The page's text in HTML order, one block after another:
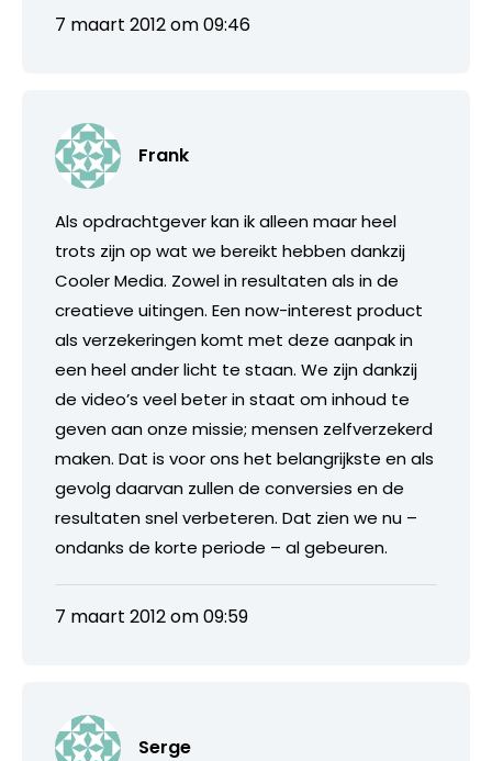
7 maart 2012 om 09:46
Frank
Als opdrachtgever kan ik alleen maar heel
trots zijn op wat we bereikt hebben dankzij
Cooler Media. Zowel in resultaten als in de
creatieve uitingen. Een now-interest product
als verzekeringen komt met deze aanpak in
een heel ander licht te staan. We zijn dankzij
de video’s veel beter in staat om inhoud te
geven aan onze missie; mensen zelfverzekerd
maken. Dat is voor ons het belangrijkste en als
gevolg daarvan zullen de conversies en de
resultaten snel verbeteren. Dat zien we nu –
ondanks de korte periode – al gebeuren.
7 maart 2012 om 09:59
Serge